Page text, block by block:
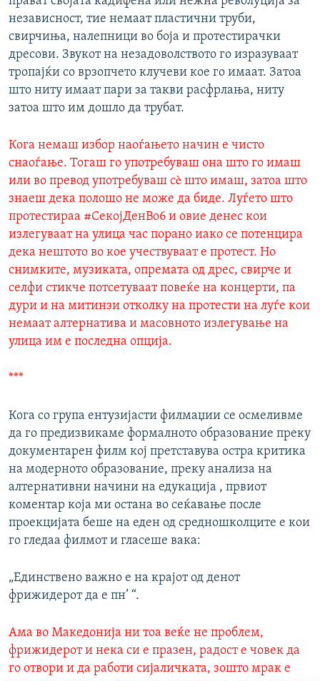
независност, тие немаат пластични труби,
свирчиња, налепници во боја и протестирачки
дресови. Звукот на незадоволството го изразуваат
тропајќи со врзопчето клучеви кое го имаат. Затоа
што ниту имаат пари за такви расфрлања, ниту
затоа што им дошло да трубат.
Кога немаш избор наоѓањето начин е чисто
снаоѓање. Тогаш го употребуваш она што го имаш
или во превод употребуваш сè што имаш, затоа што
знаеш дека полошо не може да биде. Луѓето што
протестираа #СекојДенВо6 и овие денес кои
излегуваат на улица час порано иако се потенцира
дека нештото во кое учествуваат е протест. Но
снимките, музиката, опремата од дрес, свирче и
селфи стикче потсетуваат повеќе на концерти, па
дури и на митинзи отколку на протести на луѓе кои
немаат алтернатива и масовното излегување на
улица им е последна опција.
***
Кога со група ентузијасти филмаџии се осмеливме
да го предизвикаме формалното образование преку
документарен филм кој претставува остра критика
на модерното образование, преку анализа на
алтернативни начини на едукација , првиот
коментар која ми остана во сеќавање после
проекцијата беше на еден од средношколците е кои
го гледаа филмот и гласеше вака:
„Единствено важно е на крајот од денот
фрижидерот да е пн’ “.
Ама во Македонија ни тоа веќе не проблем,
фрижидерот и нека си е празен, радост е човек да
го отвори и да работи сијаличката, зошто мрак е